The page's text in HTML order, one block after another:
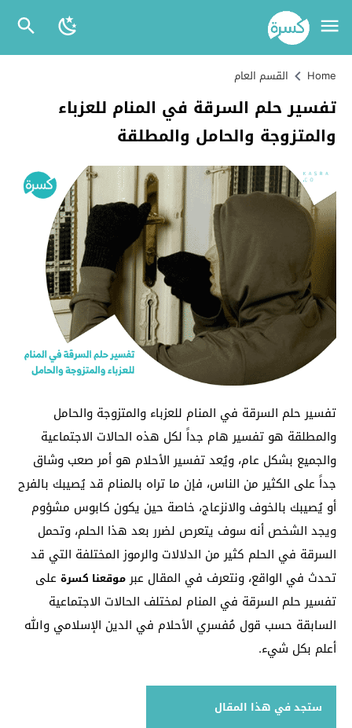
Home القسم العام
تفسير حلم السرقة في المنام للعزباء
والمتزوجة والحامل والمطلقة
تفسير حلم السرقة في المنام للعزباء والمتزوجة والحامل
والمطلقة هو تفسير هام جداً لكل هذه الحالات الاجتماعية
والجميع بشكل عام، ويُعد تفسير الأحلام هو أمر صعب وشاق
جداً على الكثير من الناس، فإن ما تراه بالمنام قد يُصيبك بالفرح
أو يُصيبك بالخوف والانزعاج، خاصة حين يكون كابوس مشؤوم
ويجد الشخص أنه سوف يتعرص لضرر بعد هذا الحلم، وتحمل
السرقة في الحلم كثير من الدلالات والرموز المختلفة التي قد
تحدث في الواقع، ونتعرف في المقال عبر موقعنا كسرة على
تفسير حلم السرقة في المنام لمختلف الحالات الاجتماعية
السابقة حسب قول مُفسري الأحلام في الدين الإسلامي والله
أعلم بكل شيء.
ستجد في هذا المقال